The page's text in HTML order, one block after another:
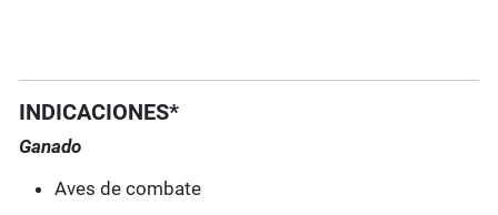
INDICACIONES*
Ganado
Aves de combate